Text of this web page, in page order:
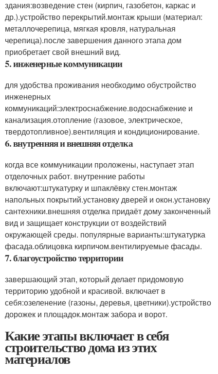
здания:возведение стен (кирпич, газобетон, каркас и
др.).устройство перекрытий.монтаж крыши (материал:
металлочерепица, мягкая кровля, натуральная
черепица).после завершения данного этапа дом
приобретает свой внешний вид.
5. инженерные коммуникации
для удобства проживания необходимо обустройство
инженерных
коммуникаций:электроснабжение.водоснабжение и
канализация.отопление (газовое, электрическое,
твердотопливное).вентиляция и кондиционирование.
6. внутренняя и внешняя отделка
когда все коммуникации проложены, наступает этап
отделочных работ. внутренние работы
включают:штукатурку и шпаклёвку стен.монтаж
напольных покрытий.установку дверей и окон.установку
сантехники.внешняя отделка придаёт дому законченный
вид и защищает конструкции от воздействий
окружающей среды. популярные варианты:штукатурка
фасада.облицовка кирпичом.вентилируемые фасады.
7. благоустройство территории
завершающий этап, который делает придомовую
территорию удобной и красивой. включает в
себя:озеленение (газоны, деревья, цветники).устройство
дорожек и площадок.монтаж забора и ворот.
Какие этапы включает в себя
строительство дома из этих
материалов